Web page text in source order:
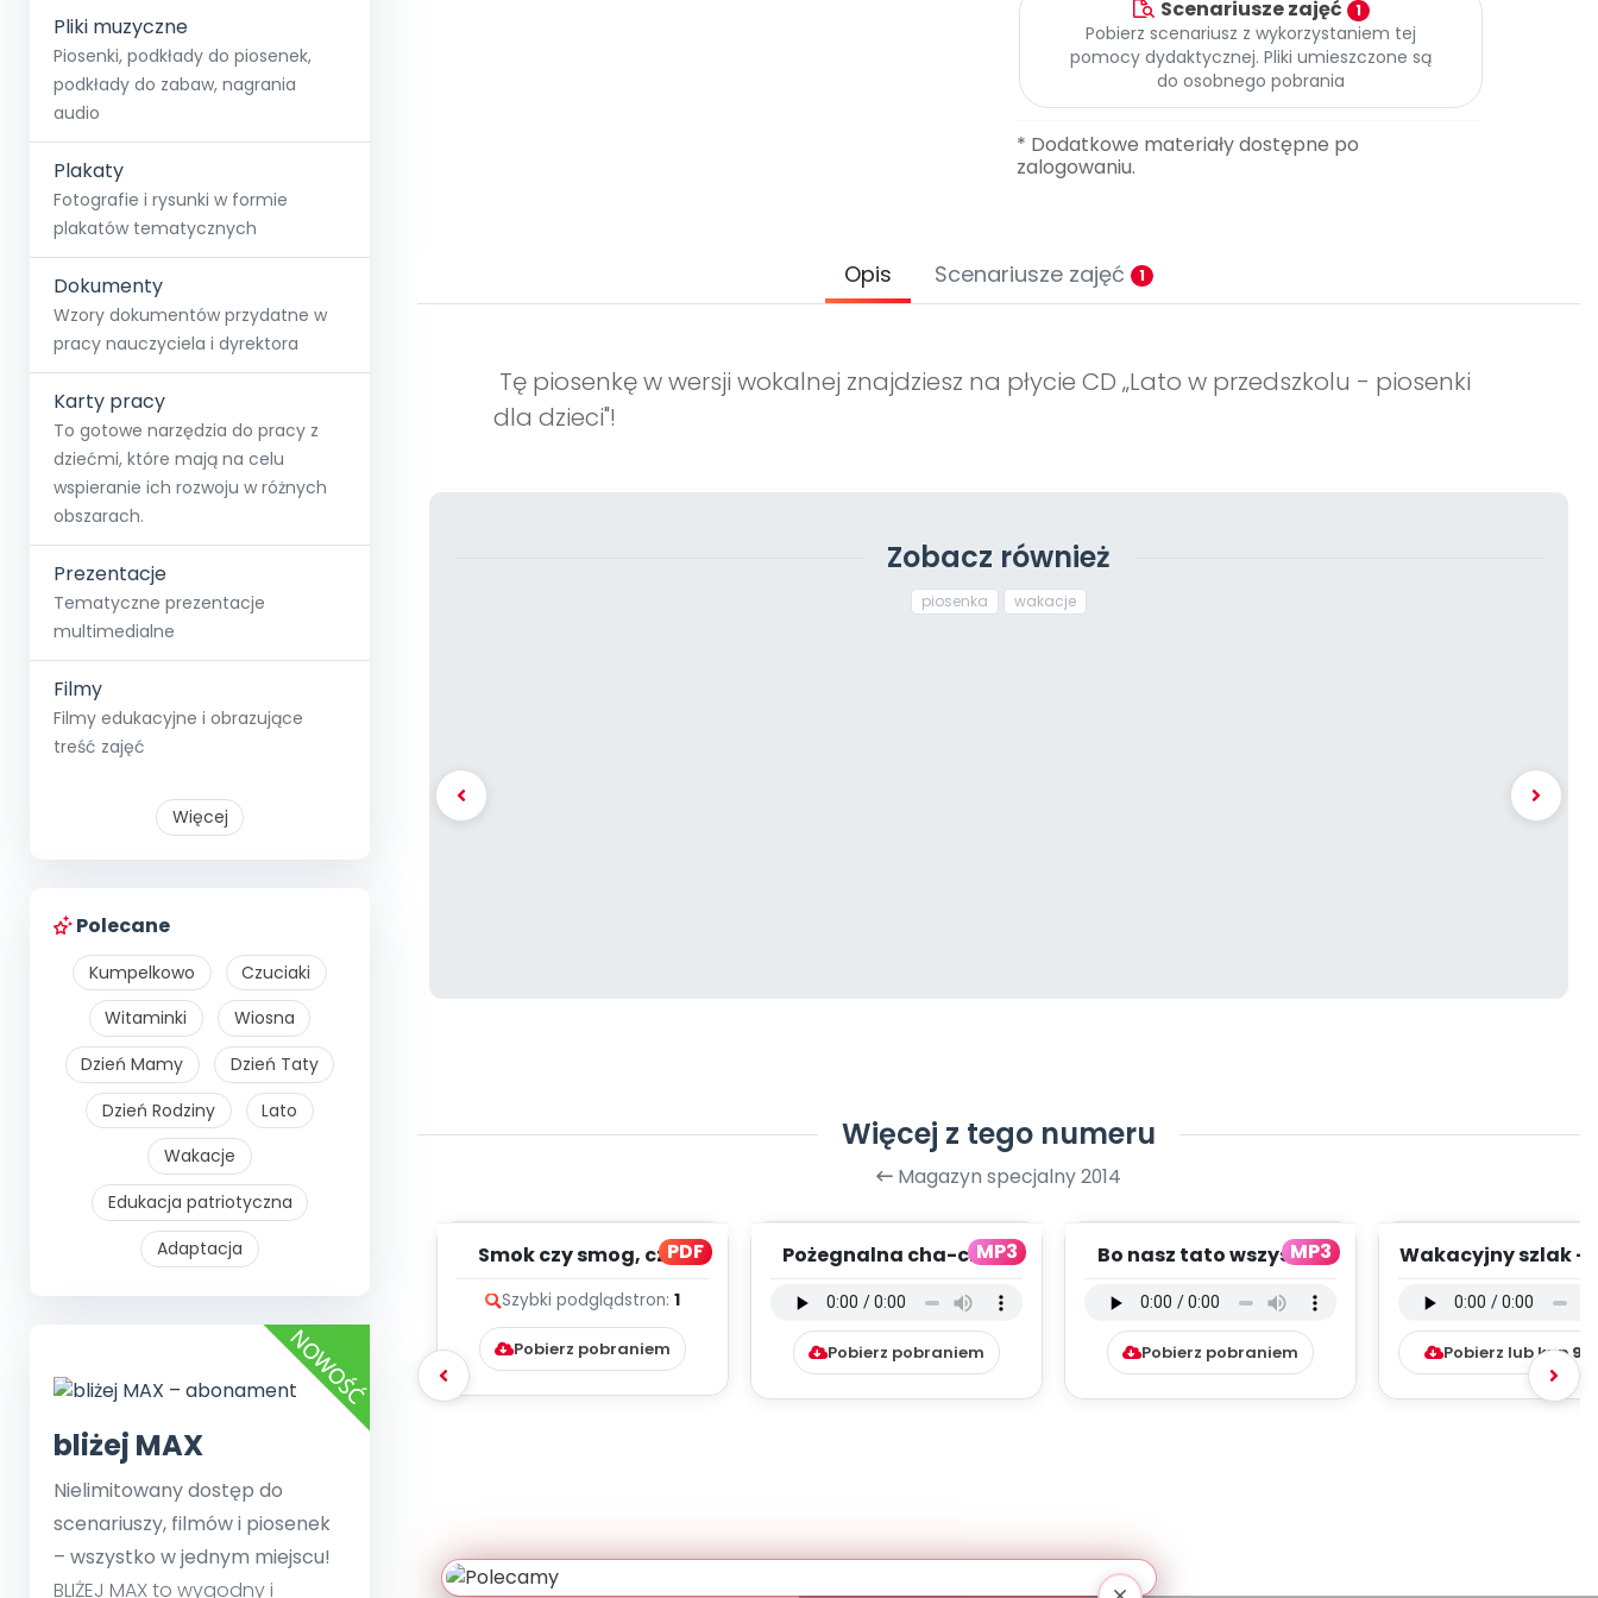
Pliki muzyczne
Piosenki, podkłady do piosenek,
podkłady do zabaw, nagrania
audio
Plakaty
Fotografie i rysunki w formie
plakatów tematycznych
Dokumenty
Wzory dokumentów przydatne w
pracy nauczyciela i dyrektora
Karty pracy
To gotowe narzędzia do pracy z
dziećmi, które mają na celu
wspieranie ich rozwoju w różnych
obszarach.
Prezentacje
Tematyczne prezentacje
multimedialne
Filmy
Filmy edukacyjne i obrazujące
treść zajęć
Więcej
Polecane
Kumpelkowo
Czuciaki
Witaminki
Wiosna
Dzień Mamy
Dzień Taty
Dzień Rodziny
Lato
Wakacje
Edukacja patriotyczna
Adaptacja
bliżej MAX
Nielimitowany dostęp do
scenariuszy, filmów i piosenek
– wszystko w jednym miejscu!
BLIŻEJ MAX to wygodny i
Scenariusze zajęć 1
Pobierz scenariusz z wykorzystaniem tej
pomocy dydaktycznej. Pliki umieszczone są
do osobnego pobrania
* Dodatkowe materiały dostępne po
zalogowaniu.
Opis Scenariusze zajęć 1
Tę piosenkę w wersji wokalnej znajdziesz na płycie CD „Lato w przedszkolu - piosenki
dla dzieci"!
Zobacz również
piosenka wakacje
Więcej z tego numeru
Magazyn specjalny 2014
PDF
Smok czy smog, cz. 2
Szybki podglądstron: 1
Pobierz pobraniem
MP3
Pożegnalna cha-cha -
(PD, mp3)
Pobierz pobraniem
MP3
Bo nasz tato wszystko
instrumentalna (PD,...
Pobierz pobraniem
Wakacyjny szlak -
mp3)
Pobierz lub kup